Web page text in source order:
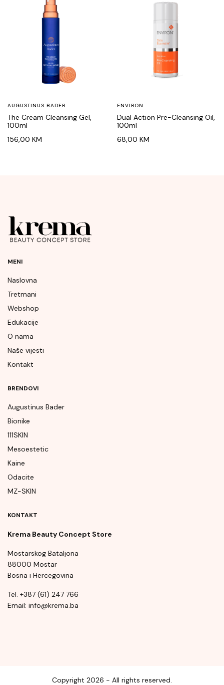
AUGUSTINUS BADER
The Cream Cleansing Gel,
100ml
156,00 KM
ENVIRON
Dual Action Pre-Cleansing Oil,
100ml
68,00 KM
MENI
Naslovna
Tretmani
Webshop
Edukacije
O nama
Naše vijesti
Kontakt
BRENDOVI
Augustinus Bader
Bionike
111SKIN
Mesoestetic
Kaine
Odacite
MZ-SKIN
KONTAKT
Krema Beauty Concept Store
Mostarskog Bataljona
88000 Mostar
Bosna i Hercegovina
Tel. +387 (61) 247 766
Email: info@krema.ba
Copyright 2026 - All rights reserved.